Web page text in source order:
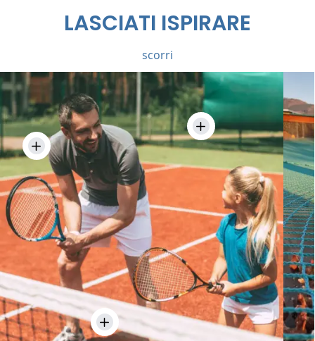
LASCIATI ISPIRARE
scorri
Rete da tennis
professional
pz
Dettagli
Rete metallica pesante
per campi sportivi e
cinghiali
pz
Dettagli
Telo fondo campo tennis
mt 18x2,00 con occhielli -
modello PREMIUM
pz
Dettagli